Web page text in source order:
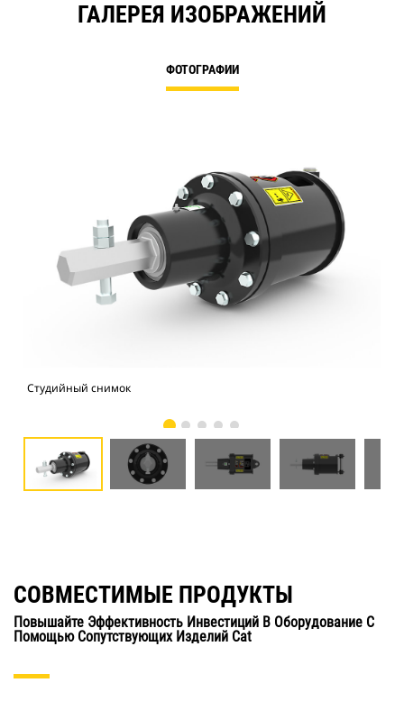
ГАЛЕРЕЯ ИЗОБРАЖЕНИЙ
ФОТОГРАФИИ
Студийный снимок
СОВМЕСТИМЫЕ ПРОДУКТЫ
Повышайте Эффективность Инвестиций В Оборудование С
Помощью Сопутствующих Изделий Cat